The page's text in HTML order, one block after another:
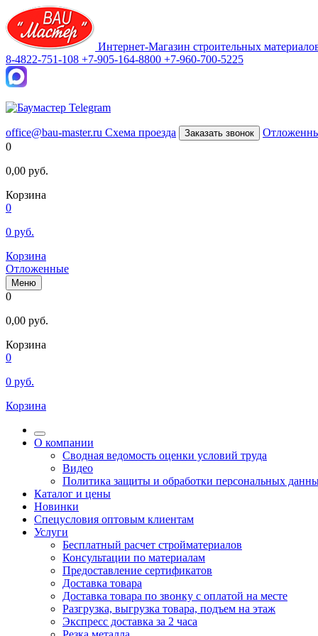
Интернет-Магазин строительных
8-4822-751-108 +7-905-164-8800 +7-960-700-5225
office@bau-master.ru Схема проезда Заказать звонок
0
0,00 руб.
Корзина
0
0 руб.
Корзина
Отложенные
Меню
0
0,00 руб.
Корзина
0
0 руб.
Корзина
О компании
Сводная ведомость оценки условий труда
Видео
Политика защиты и обработки персональных
Каталог и цены
Новинки
Спецусловия оптовым клиентам
Услуги
Бесплатный расчет стройматериалов
Консультации по материалам
Предоставление сертификатов
Доставка товара
Доставка товара по звонку с оплатой на месте
Разгрузка, выгрузка товара, подъем на этаж
Экспресс доставка за 2 часа